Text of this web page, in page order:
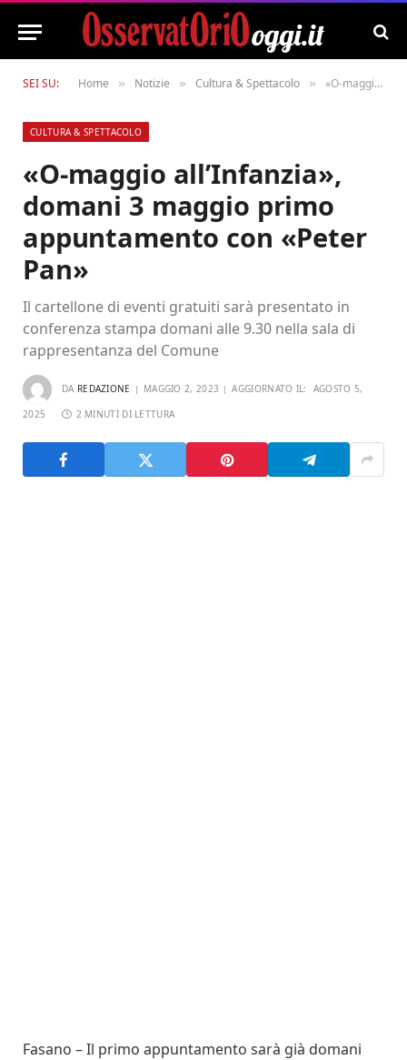
SEI SU: Home » Notizie » Cultura & Spettacolo » «O-maggio all’Infanzia», domani 3 maggio primo appuntamento con «Peter Pan»
CULTURA & SPETTACOLO
«O-maggio all’Infanzia»,
domani 3 maggio primo
appuntamento con «Peter
Pan»
Il cartellone di eventi gratuiti sarà presentato in
conferenza stampa domani alle 9.30 nella sala di
rappresentanza del Comune
DA REDAZIONE MAGGIO 2, 2023 AGGIORNATO IL: AGOSTO 5,
2025 2 MINUTI DI LETTURA
Fasano – Il primo appuntamento sarà già domani